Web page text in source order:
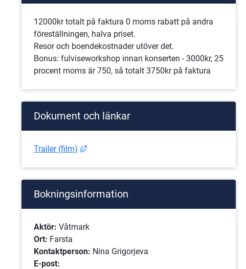
12000kr totalt på faktura 0 moms rabatt på andra
föreställningen, halva priset.
Resor och boendekostnader utöver det.
Bonus: fulviseworkshop innan konserten - 3000kr, 25
procent moms är 750, så totalt 3750kr på faktura
Dokument och länkar
Trailer (film) Länk till annan webbplats, öppnas i nytt
Bokningsinformation
Aktör: Våtmark
Ort: Farsta
Kontaktperson: Nina Grigorjeva
E-post: